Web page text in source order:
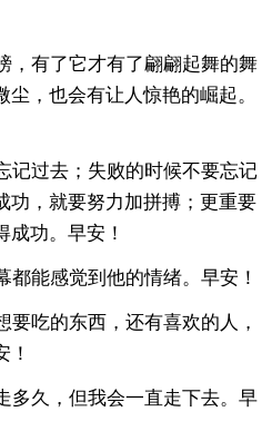
，有了它才有了翩翩起舞的舞
，也会有让人惊艳的崛起。
记过去；失败的时候不要忘记
功，就要努力加拼搏；更重要
成功。早安！
都能感觉到他的情绪。早安！
要吃的东西，还有喜欢的人，
！
多久，但我会一直走下去。早